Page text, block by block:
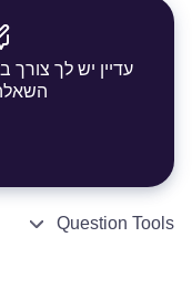
עדיין יש לך
Question Tools